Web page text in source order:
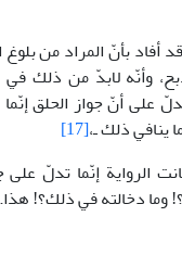
أفاد بأنّ المراد من
وأنّه لابدّ من ذلك
على أنّ جواز الحلق
ينافي ذلك ـ،[17]
الرواية إنّما تدلّ على
وما دخالته في ذلك؟! هذا.